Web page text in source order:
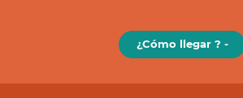
¿Cómo llegar ? -